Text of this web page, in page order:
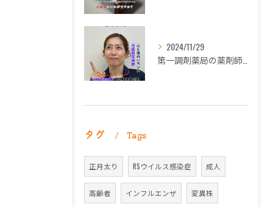
2024/11/29
タグ Tags
正月太り RSウイルス感染症 成人
高齢者 インフルエンザ 変異株